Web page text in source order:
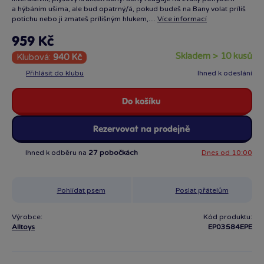
a hýbáním ušima, ale bud opatrný/á, pokud budeš na Bany volat príliš
potichu nebo ji zmateš prílišným hlukem,… Více informací
959 Kč
Klubová: 940 Kč
Přihlásit do klubu
skladem > 10 kusů
Ihned k odeslání
Rezervovat na prodejně
Do košíku
Ihned k odběru na 27 pobočkách Dnes od 10:00
Pohlídat psem Poslat přátelům
Výrobce:
Alltoys
Kód produktu:
EP03584EPE